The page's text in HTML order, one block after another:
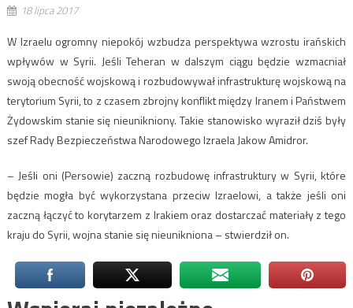
18 lipca 2017
W Izraelu ogromny niepokój wzbudza perspektywa wzrostu irańskich
wpływów w Syrii. Jeśli Teheran w dalszym ciągu będzie wzmacniał
swoją obecność wojskową i rozbudowywał infrastrukturę wojskową na
terytorium Syrii, to z czasem zbrojny konflikt między Iranem i Państwem
Żydowskim stanie się nieunikniony. Takie stanowisko wyraził dziś były
szef Rady Bezpieczeństwa Narodowego Izraela Jakow Amidror.
– Jeśli oni (Persowie) zaczną rozbudowę infrastruktury w Syrii, które
będzie mogła być wykorzystana przeciw Izraelowi, a także jeśli oni
zaczną łączyć to korytarzem z Irakiem oraz dostarczać materiały z tego
kraju do Syrii, wojna stanie się nieunikniona – stwierdził on.